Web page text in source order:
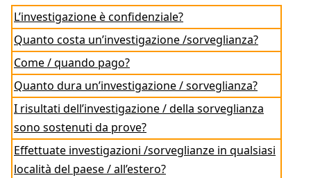
L’investigazione è confidenziale?
Quanto costa un’investigazione /sorveglianza?
Come / quando pago?
Quanto dura un’investigazione / sorveglianza?
I risultati dell’investigazione / della sorveglianza
sono sostenuti da prove?
Effettuate investigazioni /sorveglianze in qualsiasi
località del paese / all’estero?